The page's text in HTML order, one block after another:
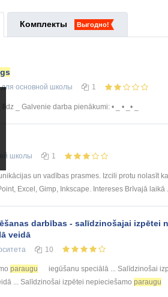
Комплекты Выгодно!
для основной школы 1
_ Galvenie darba pienākumi: • _ • _• _
школы 1
un vadības prasmes. Izcili protu nolasīt
Excel, Gimp, Inkscape. Intereses Brīvajā laikā ...
darbības - salīdzinošajai izpētei
veidā
10
paraugu iegūšanu speciālā ... Salīdzinošai
... Salīdzinošai izpētei nepieciešamo paraugu